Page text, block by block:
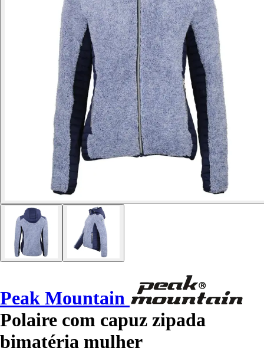
Peak Mountain
Polaire com capuz zipada
bimatéria mulher